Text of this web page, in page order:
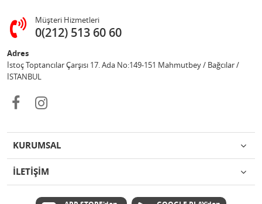
Müşteri Hizmetleri
0(212) 513 60 60
Adres
İstoç Toptancılar Çarşısı 17. Ada No:149-151 Mahmutbey / Bağcılar /
İSTANBUL
KURUMSAL
İLETİŞİM